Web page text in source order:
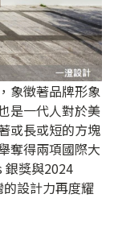
象徵著品牌形象
是一代人對於美
或長或短的方塊
奪得兩項國際大
銀獎與2024
的設計力再度耀